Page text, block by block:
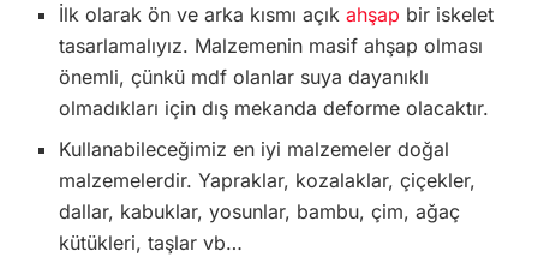
İlk olarak ön ve arka kısmı açıkahşap bir iskelet
tasarlamalıyız. Malzemenin masif ahşap olması
önemli, çünkü mdf olanlar suya dayanıklı
olmadıkları için dış mekanda deforme olacaktır.
Kullanabileceğimiz en iyi malzemeler doğal
malzemelerdir. Yapraklar, kozalaklar, çiçekler,
dallar, kabuklar, yosunlar, bambu, çim, ağaç
kütükleri, taşlar vb…